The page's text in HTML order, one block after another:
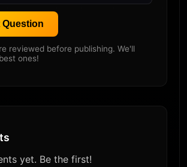
reviewed before publishing. We'll
ones!
yet. Be the first!